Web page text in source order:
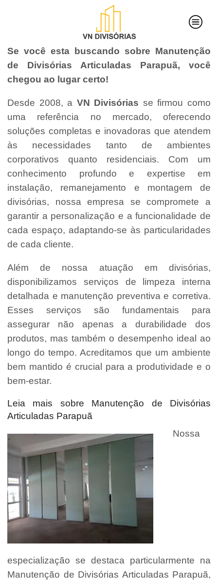
Se você esta buscando sobre Manutenção
de Divisórias Articuladas Parapuã, você
chegou ao lugar certo!
Desde 2008, a VN Divisórias se firmou como
uma referência no mercado, oferecendo
soluções completas e inovadoras que atendem
às necessidades tanto de ambientes
corporativos quanto residenciais. Com um
conhecimento profundo e expertise em
instalação, remanejamento e montagem de
divisórias, nossa empresa se compromete a
garantir a personalização e a funcionalidade de
cada espaço, adaptando-se às particularidades
de cada cliente.
Além de nossa atuação em divisórias,
disponibilizamos serviços de limpeza interna
detalhada e manutenção preventiva e corretiva.
Esses serviços são fundamentais para
assegurar não apenas a durabilidade dos
produtos, mas também o desempenho ideal ao
longo do tempo. Acreditamos que um ambiente
bem mantido é crucial para a produtividade e o
bem-estar.
Leia mais sobre Manutenção de Divisórias
Articuladas Parapuã
Nossa
especialização se destaca particularmente na
Manutenção de Divisórias Articuladas Parapuã,